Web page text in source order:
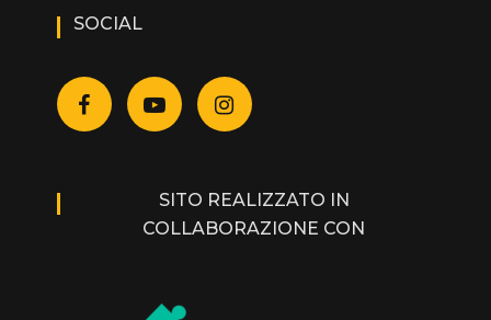
SOCIAL
SITO REALIZZATO IN
COLLABORAZIONE CON